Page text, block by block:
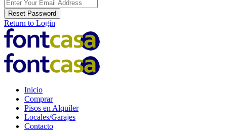
Reset Password
Return to Login
Inicio
Comprar
Pisos en Alquiler
Locales/Garajes
Contacto